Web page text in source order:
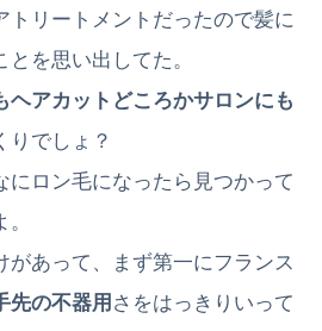
トリートメントだったので髪に
を思い出してた。
ヘアカットどころかサロンにも
りでしょ？
にロン毛になったら見つかって
があって、まず第一にフランス
先の不器用 さをはっきりいって